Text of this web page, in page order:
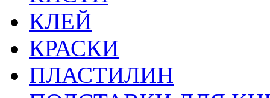
КЛЕЙ
КРАСКИ
ПЛАСТИЛИН